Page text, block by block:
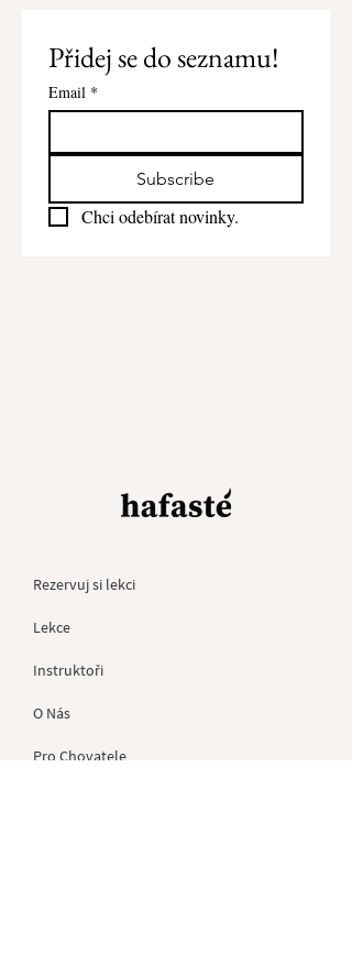
Přidej se do seznamu!
Email *
Subscribe
Chci odebírat novinky.
Rezervuj si lekci
Lekce
Instruktoři
O Nás
Pro Chovatele